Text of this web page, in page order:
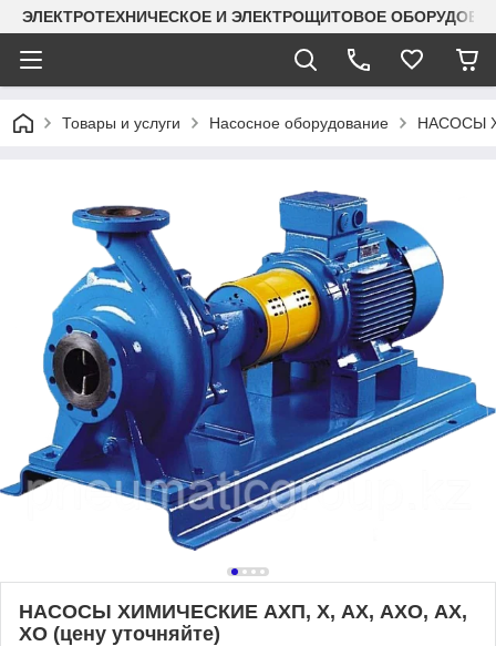
ЭЛЕКТРОТЕХНИЧЕСКОЕ И ЭЛЕКТРОЩИТОВОЕ
Товары и услуги Насосное оборудование НАСОСЫ
НАСОСЫ ХИМИЧЕСКИЕ АХП, Х, АХ, АХО, АХ,
ХО (цену уточняйте)